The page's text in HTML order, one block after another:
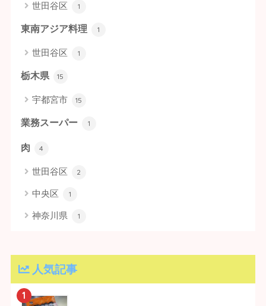
世田谷区 1
東南アジア料理 1
世田谷区 1
栃木県 15
宇都宮市 15
業務スーパー 1
肉 4
世田谷区 2
中央区 1
神奈川県 1
人気記事
1